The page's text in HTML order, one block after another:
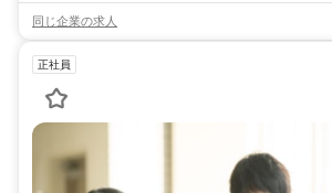
同じ企業の求人
正社員